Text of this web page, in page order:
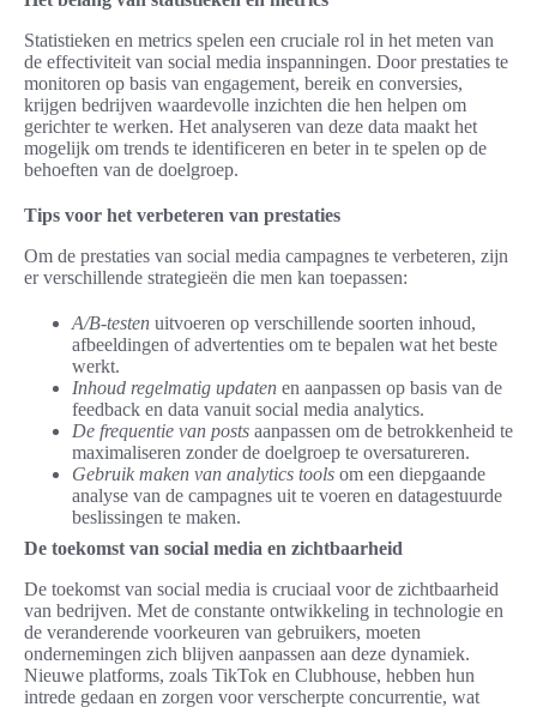
Statistieken en metrics spelen een cruciale rol in het meten van
de effectiviteit van social media inspanningen. Door prestaties te
monitoren op basis van engagement, bereik en conversies,
krijgen bedrijven waardevolle inzichten die hen helpen om
gerichter te werken. Het analyseren van deze data maakt het
mogelijk om trends te identificeren en beter in te spelen op de
behoeften van de doelgroep.
Tips voor het verbeteren van prestaties
Om de prestaties van social media campagnes te verbeteren, zijn
er verschillende strategieën die men kan toepassen:
A/B-testen uitvoeren op verschillende soorten inhoud,
afbeeldingen of advertenties om te bepalen wat het beste
werkt.
Inhoud regelmatig updaten en aanpassen op basis van de
feedback en data vanuit social media analytics.
De frequentie van posts aanpassen om de betrokkenheid te
maximaliseren zonder de doelgroep te oversatureren.
Gebruik maken van analytics tools om een diepgaande
analyse van de campagnes uit te voeren en datagestuurde
beslissingen te maken.
De toekomst van social media en zichtbaarheid
De toekomst van social media is cruciaal voor de zichtbaarheid
van bedrijven. Met de constante ontwikkeling in technologie en
de veranderende voorkeuren van gebruikers, moeten
ondernemingen zich blijven aanpassen aan deze dynamiek.
Nieuwe platforms, zoals TikTok en Clubhouse, hebben hun
intrede gedaan en zorgen voor verscherpte concurrentie, wat